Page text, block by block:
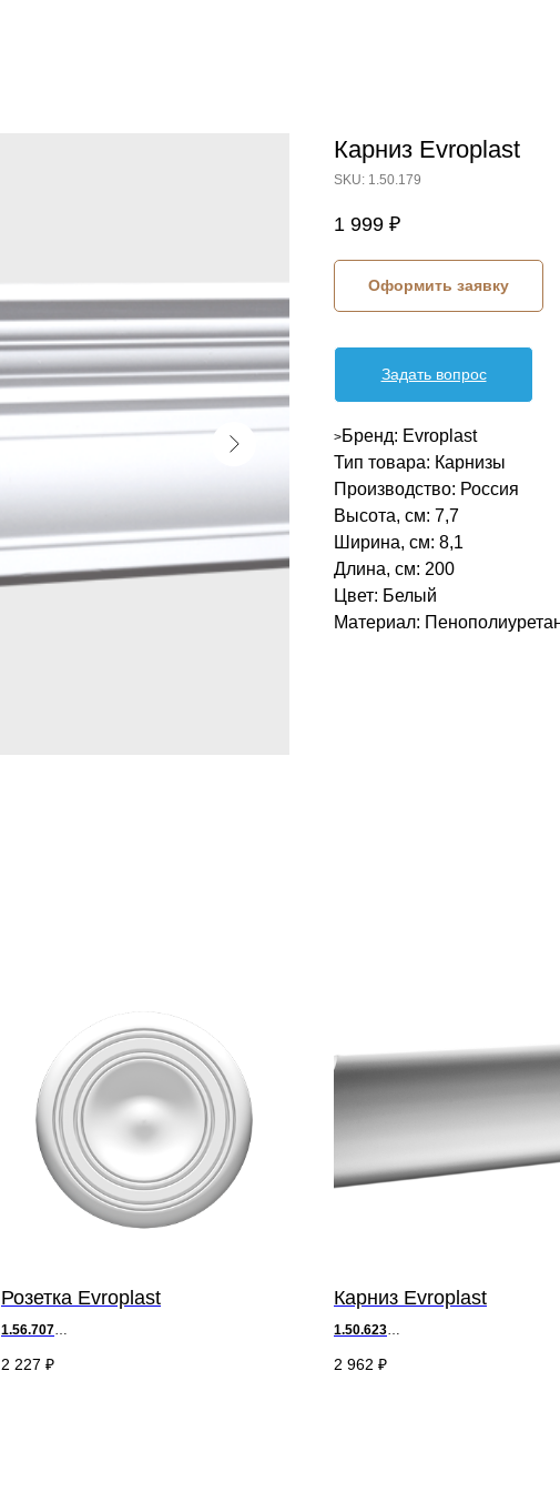
Карниз Evroplast
SKU: 1.50.179
1 999 ₽
Оформить заявку
Задать вопрос
>Бренд: Evroplast
Тип товара: Карнизы
Производство: Россия
Высота, см: 7,7
Ширина, см: 8,1
Длина, см: 200
Цвет: Белый
Материал:
Розетка Evroplast
1.56.707
2 227 ₽
Карниз Evroplast
1.50.623
2 962 ₽